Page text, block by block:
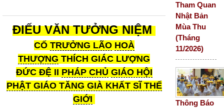
ĐIẾU VĂN TƯỞNG NIỆM
CỐ TRƯỞNG LÃO HOÀ
THƯỢNG THÍCH GIÁC LƯỢNG
ĐỨC ĐỆ II PHÁP CHỦ GIÁO HỘI
PHẬT GIÁO TĂNG GIÀ KHẤT SĨ THẾ
GIỚI
Tham Quan
Nhật Bản
Mùa Thu
(Tháng
11/2026)
Thông Báo